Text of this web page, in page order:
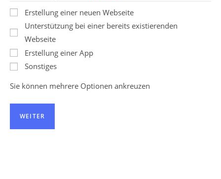
Erstellung einer neuen Webseite
Unterstützung bei einer bereits existierenden
Webseite
Erstellung einer App
Sonstiges
Sie können mehrere Optionen ankreuzen